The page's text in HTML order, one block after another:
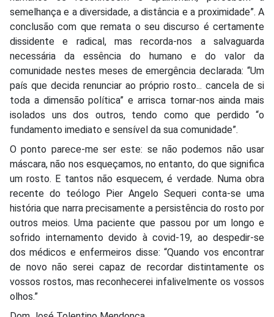
semelhança e a diversidade, a distância e a proximidade”. A
conclusão com que remata o seu discurso é certamente
dissidente e radical, mas recorda-nos a salvaguarda
necessária da essência do humano e do valor da
comunidade nestes meses de emergência declarada: “Um
país que decida renunciar ao próprio rosto... cancela de si
toda a dimensão política” e arrisca tornar-nos ainda mais
isolados uns dos outros, tendo como que perdido “o
fundamento imediato e sensível da sua comunidade”.
O ponto parece-me ser este: se não podemos não usar
máscara, não nos esqueçamos, no entanto, do que significa
um rosto. E tantos não esquecem, é verdade. Numa obra
recente do teólogo Pier Angelo Sequeri conta-se uma
história que narra precisamente a persistência do rosto por
outros meios. Uma paciente que passou por um longo e
sofrido internamento devido à covid-19, ao despedir-se
dos médicos e enfermeiros disse: “Quando vos encontrar
de novo não serei capaz de recordar distintamente os
vossos rostos, mas reconhecerei infalivelmente os vossos
olhos.”